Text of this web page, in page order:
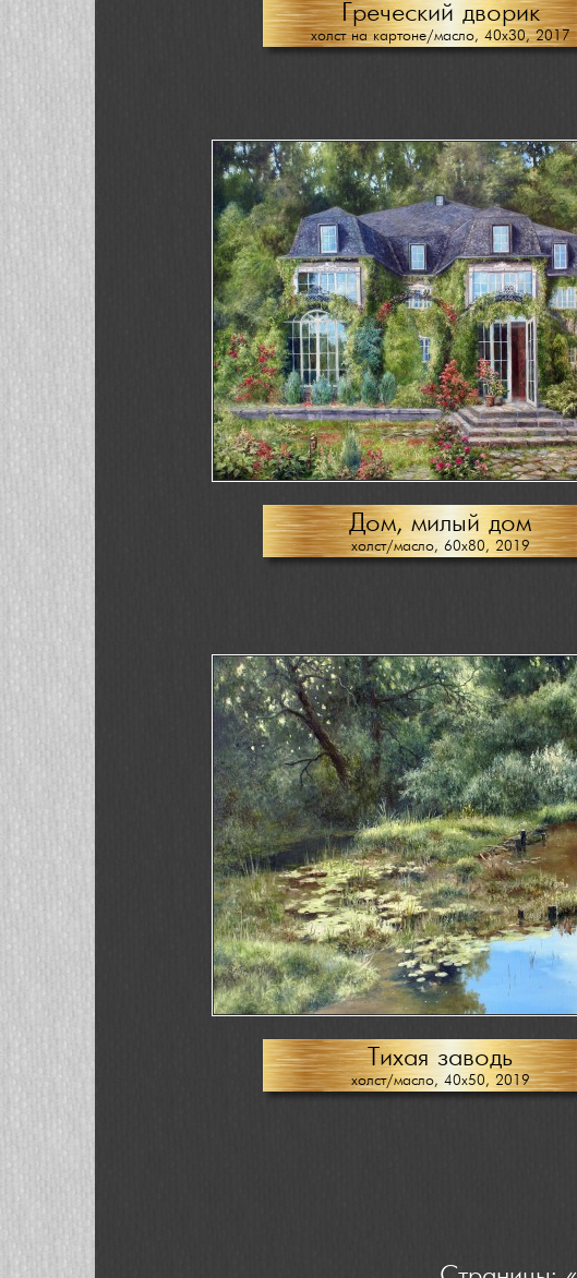
Греческий дворик
холст на картоне/масло, 40х30, 2017
Дом, милый дом
холст/масло, 60х80, 2019
Тихая заводь
холст/масло, 40х50, 2019